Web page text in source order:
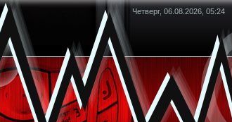
Четверг, 06.08.2026, 05:24